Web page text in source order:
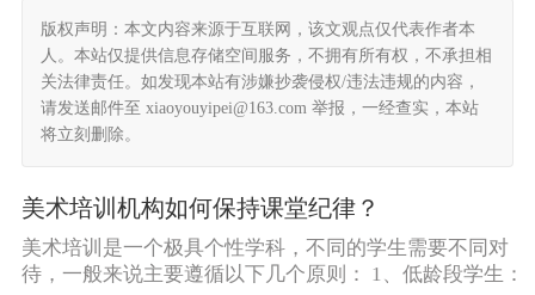
版权声明：本文内容来源于互联网，该文观点仅代表作者本
人。本站仅提供信息存储空间服务，不拥有所有权，不承担相
关法律责任。如发现本站有涉嫌抄袭侵权/违法违规的内容，
请发送邮件至 xiaoyouyipei@163.com 举报，一经查实，本站
将立刻删除。
美术培训机构如何保持课堂纪律？
美术培训是一个极具个性学科，不同的学生需要不同对
待，一般来说主要遵循以下几个原则： 1、低龄段学生：